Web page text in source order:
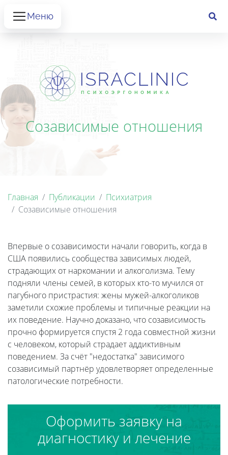
Меню
Созависимые отношения
Главная Публикации
Психиатрия
Созависимые отношения
Впервые о созависимости начали говорить, когда в
США появились сообщества зависимых людей,
страдающих от наркомании и алкоголизма. Тему
подняли члены семей, в которых кто-то мучился от
пагубного пристрастия: жены мужей-алкоголиков
заметили схожие проблемы и типичные реакции на
их поведение. Научно доказано, что созависимость
прочно формируется спустя 2 года совместной жизни
с человеком, который страдает аддиктивным
поведением. За счёт "недостатка" зависимого
созависимый партнёр удовлетворяет определенные
патологические потребности.
Оформить заявку на
диагностику и лечение